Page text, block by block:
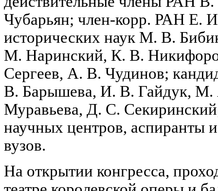
Чубарьян; член-корр. РАН Е.
исторических наук М. В.
М. Наринский, К. В.
Сергеев, А. В. Чудинов;
В. Барышева, И. В. Гайдук,
Муравьева, Д. С.
научных центров, аспиранты
вузов.
На открытии конгресса,